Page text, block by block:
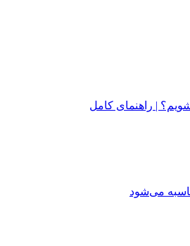
| راهنمای کامل